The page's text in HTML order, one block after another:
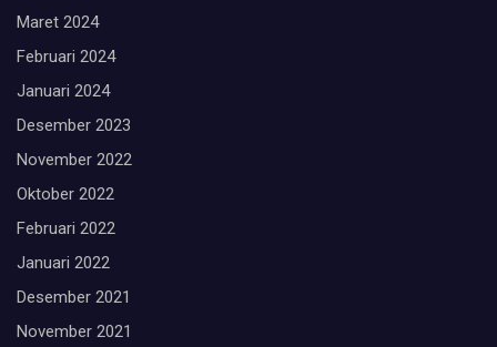
Maret 2024
Februari 2024
Januari 2024
Desember 2023
November 2022
Oktober 2022
Februari 2022
Januari 2022
Desember 2021
November 2021